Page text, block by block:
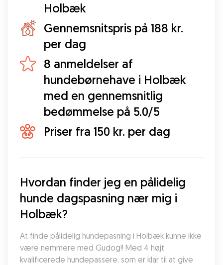
Holbæk
Gennemsnitspris på 188 kr.
per dag
8 anmeldelser af
hundebørnehave i Holbæk
med en gennemsnitlig
bedømmelse på 5.0/5
Priser fra 150 kr. per dag
Hvordan finder jeg en pålidelig
hunde dagspasning nær mig i
Holbæk?
At finde pålidelig hundepasning i Holbæk kunne ikke
være nemmere med Gudog!! Med 4 højt
kvalificerede hundepassere, som er klar til at give